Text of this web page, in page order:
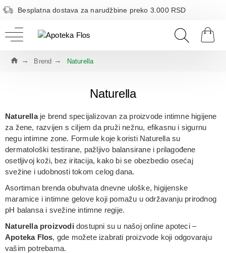
Besplatna dostava za narudžbine preko 3.000 RSD
Brend Naturella
Naturella
Naturellaje brend specijalizovan za proizvode intimne higijene
za žene, razvijen s ciljem da pruži nežnu, efikasnu i sigurnu
negu intimne zone. Formule koje koristi Naturella su
dermatološki testirane, pažljivo balansirane i prilagođene
osetljivoj koži, bez iritacija, kako bi se obezbedio osećaj
svežine i udobnosti tokom celog dana.
Asortiman brenda obuhvatadnevne uloške, higijenske
maramice i intimne gelove koji pomažu u održavanju prirodnog
pH balansa i svežine intimne regije.
Naturella proizvodi dostupni su u našoj online apoteci –
Apoteka Flos, gde možete izabrati proizvode koji odgovaraju
vašim potrebama.